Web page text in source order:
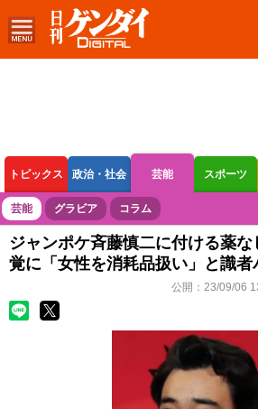
トピックス 政治・社会 芸能 スポーツ
ボートレース 競輪 オートレース
芸能 グラビア コラム
ジャンポケ斉藤慎二に付ける薬
覚に「女性を消耗品扱い」と識者
公開： 23/09/06